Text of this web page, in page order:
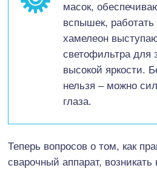
масок,
вспышек,
хамелеон
светофильтра
высокой яркости.
нельзя – можно
глаза.
Теперь вопросов о том, как
сварочный аппарат,